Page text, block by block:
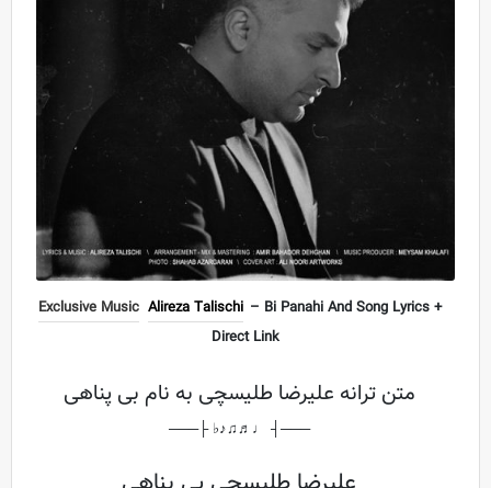
Exclusive Music Alireza Talischi – Bi Panahi And Song Lyrics +
Direct Link
متن ترانه علیرضا طلیسچی به نام بی پناهی
───┤ ♩♬♫♪♭ ├───